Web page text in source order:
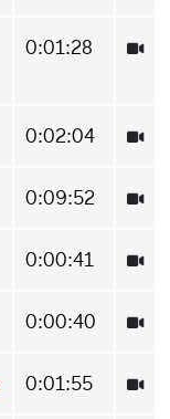
0:01:28
0:02:04
0:09:52
0:00:41
0:00:40
0:01:55